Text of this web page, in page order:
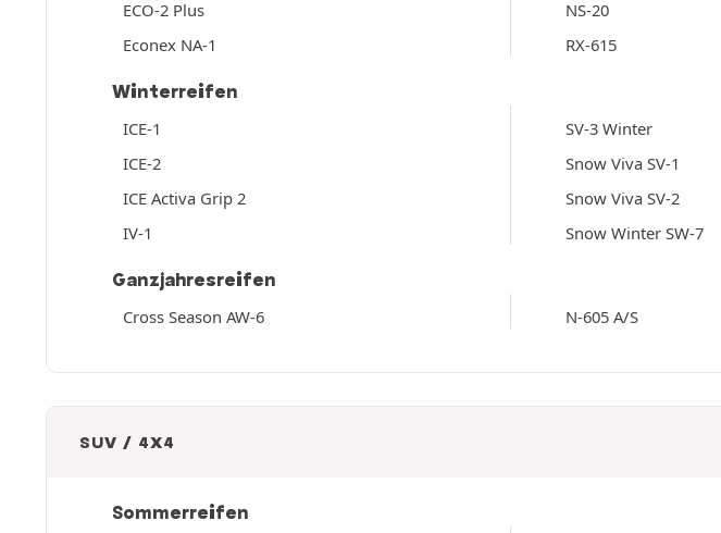
ECO-2 Plus
Econex NA-1
NS-20
RX-615
Winterreifen
ICE-1
ICE-2
ICE Activa Grip 2
IV-1
SV-3 Winter
Snow Viva SV-1
Snow Viva SV-2
Snow Winter SW-7
Ganzjahresreifen
Cross Season AW-6
N-605 A/S
SUV / 4X4
Sommerreifen